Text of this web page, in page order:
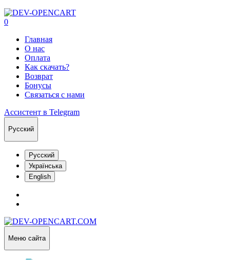
0
Главная
О нас
Оплата
Как скачать?
Возврат
Бонусы
Связаться с нами
Ассистент в Telegram
Русский
Русский
Українська
English
Меню сайта